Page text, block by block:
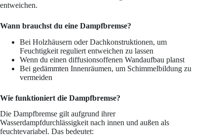
entweichen.
Wann brauchst du eine Dampfbremse?
Bei Holzhäusern oder Dachkonstruktionen, um
Feuchtigkeit reguliert entweichen zu lassen
Wenn du einen diffusionsoffenen Wandaufbau planst
Bei gedämmten Innenräumen, um Schimmelbildung zu
vermeiden
Wie funktioniert die Dampfbremse?
Die Dampfbremse gilt aufgrund ihrer
Wasserdampfdurchlässigkeit nach innen und außen als
feuchtevariabel. Das bedeutet: